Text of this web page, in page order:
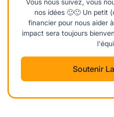
Vous nous suivez, vous
nos idées 🙂🙂 Un petit
financier pour nous aider
impact sera toujours
Soutenir